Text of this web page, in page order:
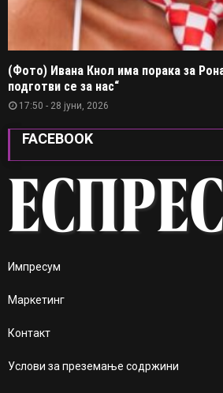
(Фото) Ивана Кнол има порака за
подготви се за нас“
17:50 - 28 јуни, 2026
FACEBOOK
Импресум
Маркетинг
Контакт
Услови за преземање содржини